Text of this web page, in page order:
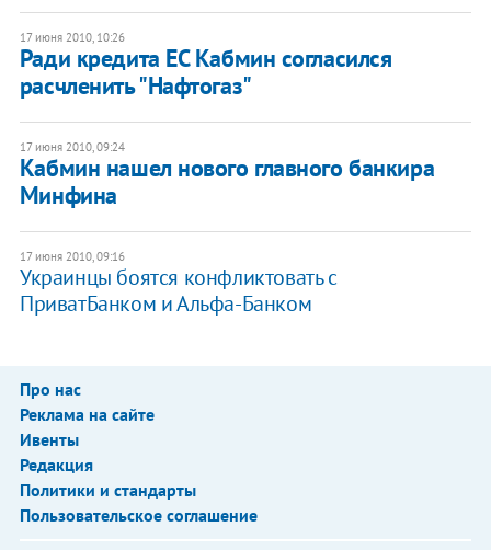
17 июня 2010, 10:26
Ради кредита ЕС Кабмин согласился
расчленить "Нафтогаз"
17 июня 2010, 09:24
Кабмин нашел нового главного банкира
Минфина
17 июня 2010, 09:16
Украинцы боятся конфликтовать с
ПриватБанком и Альфа-Банком
Про нас
Реклама на сайте
Ивенты
Редакция
Политики и стандарты
Пользовательское соглашение